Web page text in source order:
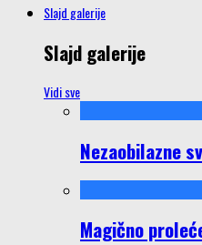
Slajd galerije
Slajd galerije
Vidi sve
Nezaobilazne
Magično